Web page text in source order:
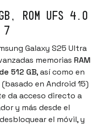
ROM UFS 4.0
7
Galaxy S25 Ultra
memorias RAM
512 GB, así como en
(basado en Android 15)
da acceso directo a
y más desde el
el móvil, y